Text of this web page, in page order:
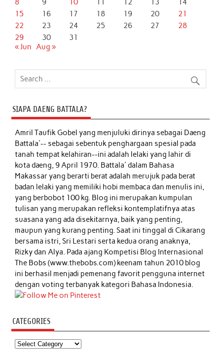
8 9 10 12 13
14
15
16 17 18 19 20
21
22
23 24 25 26 27
28
29
30
31
« Jun Aug »
SIAPA DAENG BATTALA?
Amril Taufik Gobelyang menjuluki dirinya sebagai Daeng
Battala'-- sebagai sebentuk penghargaan spesial pada
tanah tempat kelahiran--ini adalah lelaki yang lahir di
kota daeng, 9 April 1970. Battala' dalam Bahasa
Makassar yang berarti berat adalah merujuk pada berat
badan lelaki yang memiliki hobi membaca dan menulis ini,
yang berbobot 100 kg. Blog ini merupakan kumpulan
tulisan yang merupakan refleksi kontemplatifnya atas
suasana yang ada disekitarnya, baik yang penting,
maupun yang kurang penting. Saat ini tinggal di Cikarang
bersama istri, Sri Lestari serta kedua orang anaknya,
Rizky dan Alya. Pada ajang Kompetisi Blog Internasional
The Bobs (www.thebobs.com) keenam tahun 2010 blog
ini berhasil menjadi pemenang favorit pengguna internet
dengan voting terbanyak kategori Bahasa Indonesia.
CATEGORIES
Categories